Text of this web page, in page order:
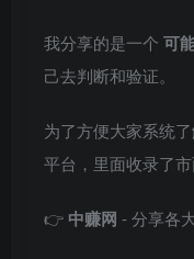
我分享的是一个 可
己去判断和验证。
为了方便大家系统
平台，里面收录了
👉 中赚网 - 分享各